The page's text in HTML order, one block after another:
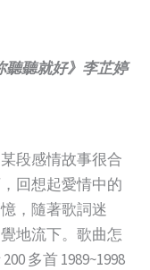
聽就好》李芷婷
段感情故事很合
回想起愛情中的
，隨著歌詞迷
地流下。歌曲怎
多首 1989~1998